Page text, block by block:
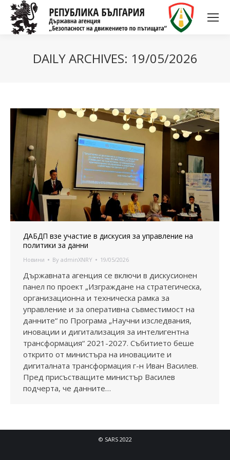
DAILY ARCHIVES: 19/05/2026
ДАБДП взе участие в дискусия за управление на
политики за данни
Новини By adminXNRY 19/05/2026
Държавната агенция се включи в дискусионен
панел по проект „Изграждане на стратегическа,
организационна и техническа рамка за
управление и за оперативна съвместимост на
данните“ по Програма „Научни изследвания,
иновации и дигитализация за интелигентна
трансформация“ 2021-2027. Събитието беше
открито от министъра на иновациите и
дигиталната трансформация г-н Иван Василев.
Пред присъстващите министър Василев
подчерта, че данните…
© SARS 2022